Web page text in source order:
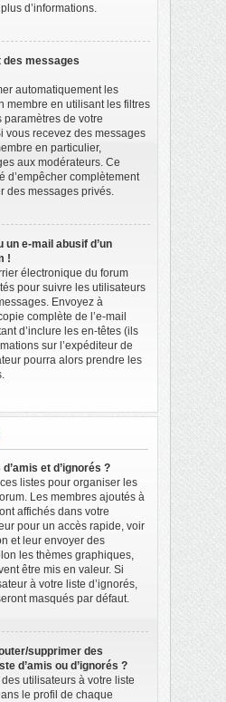
d’informations.
messages
automatiquement les
membre en utilisant les filtres
de votre
vous recevez des messages
en particulier,
aux modérateurs. Ce
d’empêcher complètement
des messages privés.
un e-mail abusif d’un
!
électronique du forum
pour suivre les utilisateurs
Envoyez à
complète de l’e-mail
d’inclure les en-têtes (ils
sur l’expéditeur de
pourra alors prendre les
et d’ignorés ?
listes pour organiser les
Les membres ajoutés à
affichés dans votre
pour un accès rapide, voir
et leur envoyer des
les thèmes graphiques,
être mis en valeur. Si
à votre liste d’ignorés,
masqués par défaut.
supprimer des
d’amis ou d’ignorés ?
utilisateurs à votre liste
le profil de chaque